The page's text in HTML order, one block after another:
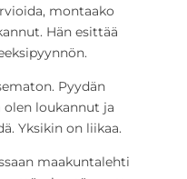
montaako
Hän esittää
Pyydän
loukannut ja
Yksikin on liikaa.
maakuntalehti